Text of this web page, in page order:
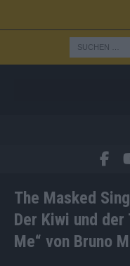
The Masked
Der Kiwi und
Me“ von Bruno